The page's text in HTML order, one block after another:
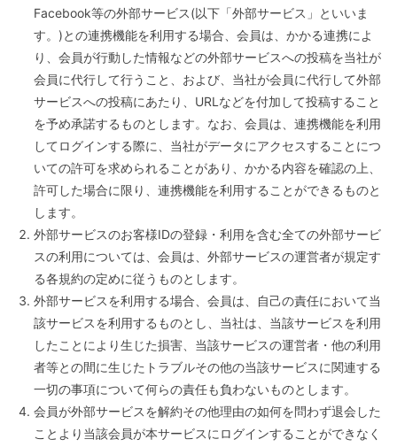
Facebook等の外部サービス(以下「外部サービス」といいま
す。)との連携機能を利用する場合、会員は、かかる連携によ
り、会員が行動した情報などの外部サービスへの投稿を当社が
会員に代行して行うこと、および、当社が会員に代行して外部
サービスへの投稿にあたり、URLなどを付加して投稿すること
を予め承諾するものとします。なお、会員は、連携機能を利用
してログインする際に、当社がデータにアクセスすることにつ
いての許可を求められることがあり、かかる内容を確認の上、
許可した場合に限り、連携機能を利用することができるものと
します。
外部サービスのお客様IDの登録・利用を含む全ての外部サービ
スの利用については、会員は、外部サービスの運営者が規定す
る各規約の定めに従うものとします。
外部サービスを利用する場合、会員は、自己の責任において当
該サービスを利用するものとし、当社は、当該サービスを利用
したことにより生じた損害、当該サービスの運営者・他の利用
者等との間に生じたトラブルその他の当該サービスに関連する
一切の事項について何らの責任も負わないものとします。
会員が外部サービスを解約その他理由の如何を問わず退会した
ことより当該会員が本サービスにログインすることができなく